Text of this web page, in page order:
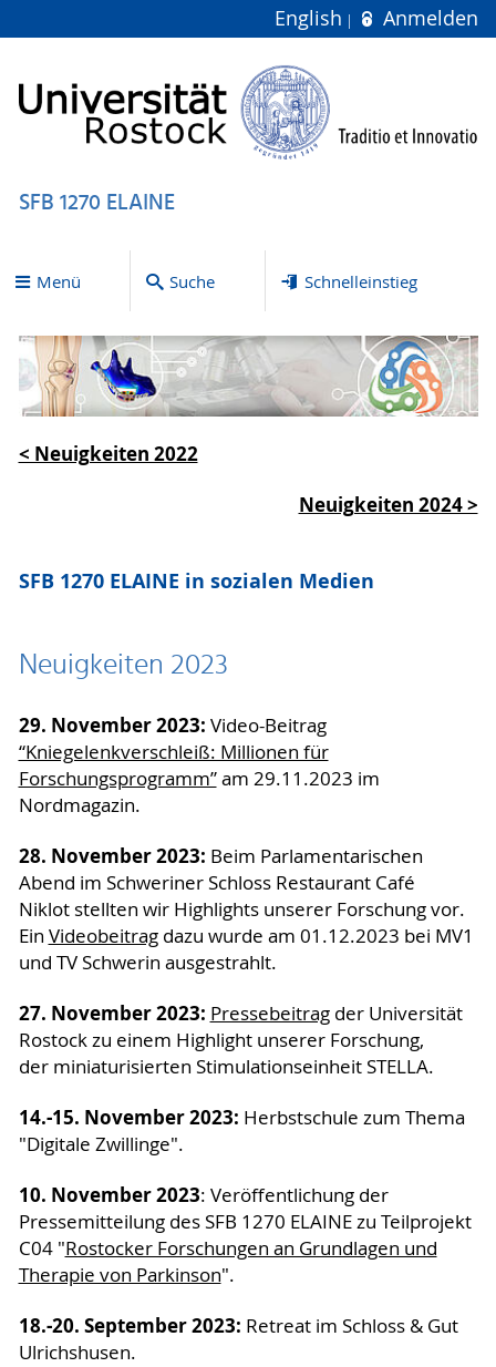
English Anmelden
SFB 1270 ELAINE
Menü Suche Schnelleinstieg
< Neuigkeiten 2022
Neuigkeiten 2024 >
SFB 1270 ELAINE in sozialen Medien
Neuigkeiten 2023
29. November 2023: Video-Beitrag
“Kniegelenkverschleiß: Millionen für
Forschungsprogramm”am 29.11.2023 im
Nordmagazin.
28. November 2023: Beim Parlamentarischen
Abend im Schweriner Schloss Restaurant Café
Niklot stellten wir Highlights unserer Forschung vor.
Ein Videobeitragdazu wurde am 01.12.2023 bei MV1
und TV Schwerin ausgestrahlt.
27. November 2023: Pressebeitragder Universität
Rostock zu einem Highlight unserer Forschung,
der miniaturisierten Stimulationseinheit STELLA.
14.-15. November 2023: Herbstschule zum Thema
"Digitale Zwillinge".
10. November 2023: Veröffentlichung der
Pressemitteilung des SFB 1270 ELAINE zu Teilprojekt
C04 "Rostocker Forschungen an Grundlagen und
Therapie von Parkinson".
18.-20. September 2023: Retreat im Schloss & Gut
Ulrichshusen.